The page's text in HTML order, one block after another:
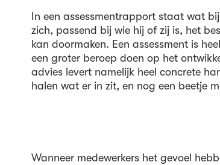
In een assessmentrapport staat wat
zich, passend bij wie hij of zij is, het
kan doormaken. Een assessment is
een groter beroep doen op het
advies levert namelijk heel concrete
halen wat er in zit, en nog een beetje
Wanneer medewerkers het gevoel